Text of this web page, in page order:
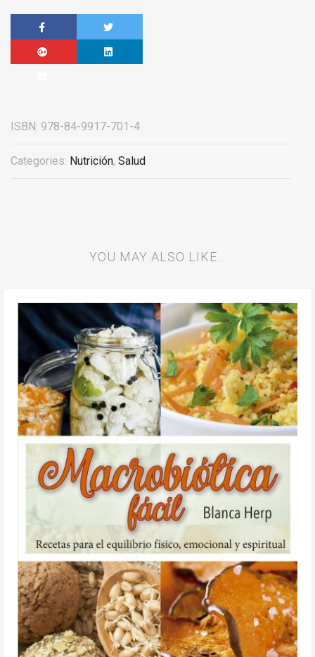
ISBN: 978-84-9917-701-4
Categories: Nutrición, Salud
YOU MAY ALSO LIKE…